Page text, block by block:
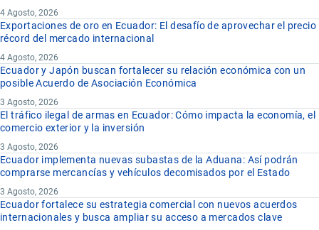
4 Agosto, 2026
Exportaciones de oro en Ecuador: El desafío de aprovechar el precio
récord del mercado internacional
4 Agosto, 2026
Ecuador y Japón buscan fortalecer su relación económica con un
posible Acuerdo de Asociación Económica
3 Agosto, 2026
El tráfico ilegal de armas en Ecuador: Cómo impacta la economía, el
comercio exterior y la inversión
3 Agosto, 2026
Ecuador implementa nuevas subastas de la Aduana: Así podrán
comprarse mercancías y vehículos decomisados por el Estado
3 Agosto, 2026
Ecuador fortalece su estrategia comercial con nuevos acuerdos
internacionales y busca ampliar su acceso a mercados clave